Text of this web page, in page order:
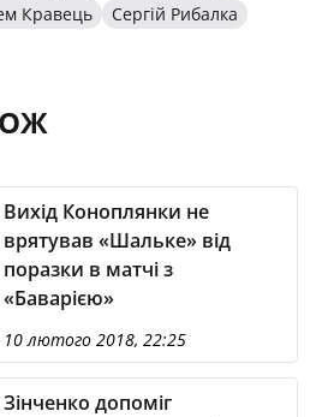
Кравець
Сергій Рибалка
Вихід Коноплянки не
врятував «Шальке» від
поразки в матчі з
«Баварією»
10 лютого 2018, 22:25
Зінченко допоміг